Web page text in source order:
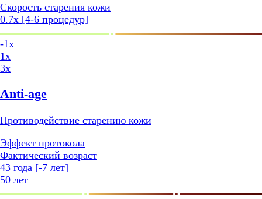
Cкорость старения кожи
0.7x [4-6 процедур]
-1x
1x
3x
Anti-age
Противодействие старению кожи
Эффект протокола
Фактический возраст
43 года [-7 лет]
50 лет